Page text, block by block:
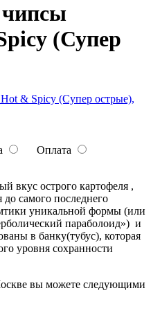
(Супер
Оплата
вкус острого картофеля ,
до самого последнего
уникальной формы (или
параболоид») и
в банку(тубус), которая
уровня сохранности
вы можете следующими